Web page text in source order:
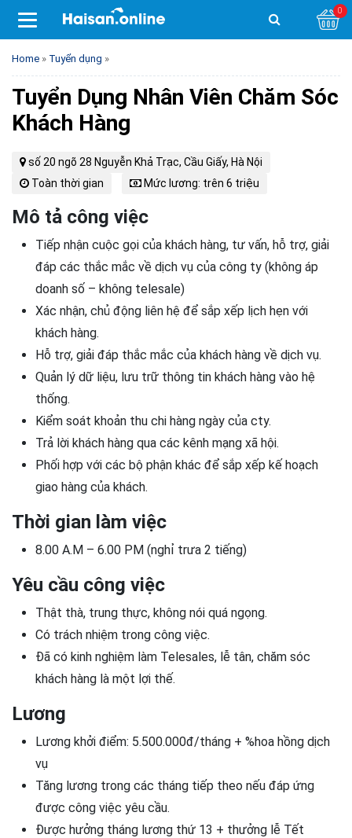
0
Home » Tuyển dụng »
Tuyển Dụng Nhân Viên Chăm Sóc
Khách Hàng
số 20 ngõ 28 Nguyễn Khả Trạc, Cầu Giấy, Hà Nội
Toàn thời gian
Mức lương: trên 6 triệu
Mô tả công việc
Tiếp nhận cuộc gọi của khách hàng, tư vấn, hỗ trợ, giải
đáp các thắc mắc về dịch vụ của công ty (không áp
doanh số – không telesale)
Xác nhận, chủ động liên hệ để sắp xếp lịch hẹn với
khách hàng.
Hỗ trợ, giải đáp thắc mắc của khách hàng về dịch vụ.
Quản lý dữ liệu, lưu trữ thông tin khách hàng vào hệ
thống.
Kiểm soát khoản thu chi hàng ngày của cty.
Trả lời khách hàng qua các kênh mạng xã hội.
Phối hợp với các bộ phận khác để sắp xếp kế hoạch
giao hàng của khách.
Thời gian làm việc
8.00 A.M – 6.00 PM (nghỉ trưa 2 tiếng)
Yêu cầu công việc
Thật thà, trung thực, không nói quá ngọng.
Có trách nhiệm trong công việc.
Đã có kinh nghiệm làm Telesales, lễ tân, chăm sóc
khách hàng là một lợi thế.
Lương
Lương khởi điểm: 5.500.000đ/tháng + %hoa hồng dịch
vụ
Tăng lương trong các tháng tiếp theo nếu đáp ứng
được công việc yêu cầu.
Được hưởng tháng lương thứ 13 + thưởng lễ Tết